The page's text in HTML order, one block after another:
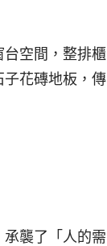
空間，整排櫃
子花磚地板，傳
襲了「人的需